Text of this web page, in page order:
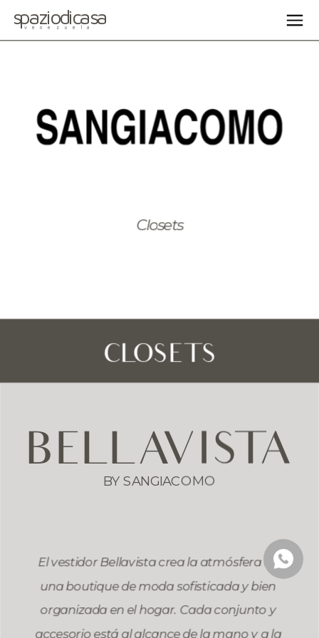
Closets
CLOSETS
BELLAVISTA
BY SANGIACOMO
El vestidor Bellavista crea la atmósfera de
una boutique de moda sofisticada y bien
organizada en el hogar. Cada conjunto y
accesorio está al alcance de la mano y a la
spaziodicasa
venezuela